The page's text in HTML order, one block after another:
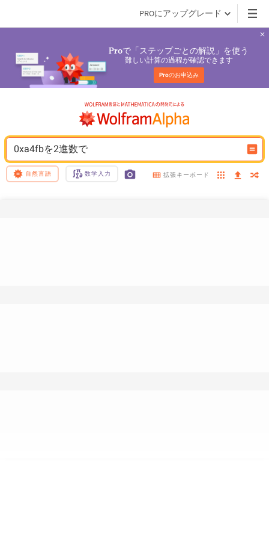
PROにアップグレード
Proで「ステップごとの解説」を使う
難しい計算の過程が確認できます
Proのお申込み
0xa4fbを2進数で
自然言語 数学入力 拡張キーボード